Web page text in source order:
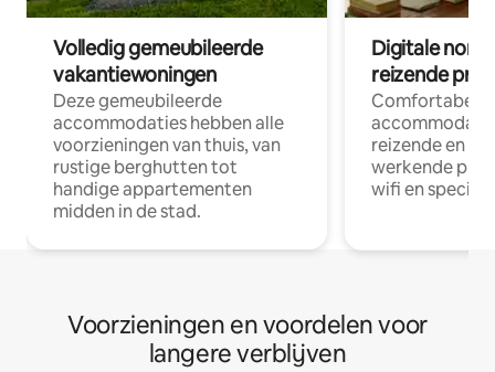
Volledig gemeubileerde
vakantiewoningen
Deze gemeubileerde
accommodaties hebben alle
voorzieningen van thuis, van
rustige berghutten tot
handige appartementen
midden in de stad.
Digitale
reizende
Comfortabele
reizende en
werkende
wifi en
Voorzieningen en voordelen voor
langere verblijven